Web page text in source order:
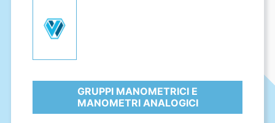
GRUPPI MANOMETRICI E
MANOMETRI ANALOGICI